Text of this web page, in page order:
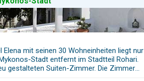
Elena mit seinen 30 Wohneinheiten liegt nur
Stadt entfernt im Stadtteil Rohari.
gestalteten Suiten-Zimmer. Die Zimmer